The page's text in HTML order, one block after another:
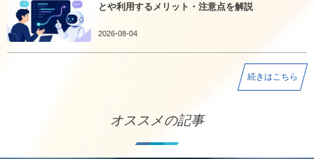
とや利用するメリット・注意点を解説
2026-08-04
続きはこちら
オススメの記事